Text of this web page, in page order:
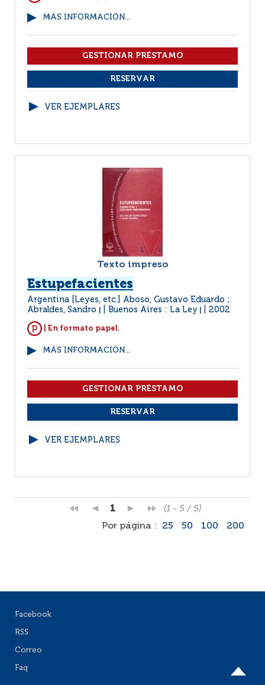
MÁS INFORMACIÓN...
VER EJEMPLARES
Texto impreso
Estupefacientes
Argentina [Leyes, etc.] Aboso, Gustavo Eduardo ;
Abraldes, Sandro
Buenos Aires : La Ley 2002
| En formato papel.
MÁS INFORMACIÓN...
VER EJEMPLARES
1
(1 - 5 / 5)
Por página :
25 50 100 200
Facebook
RSS
Correo
Faq